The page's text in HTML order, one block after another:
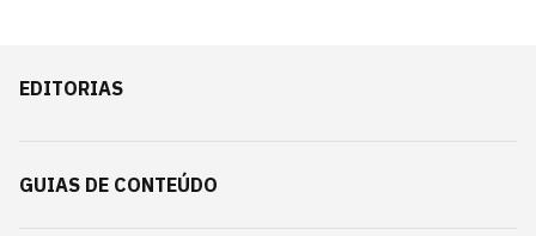
EDITORIAS
GUIAS DE CONTEÚDO